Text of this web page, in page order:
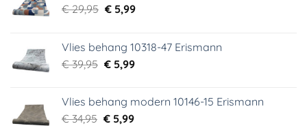
€29,95 Oorspronkelijke
€ 29,95.
€5,99Huidige
€ 5,99.
Vlies behang 10318-47 Erismann
€39,95 Oorspronkelijke
€ 39,95.
€5,99Huidige
€ 5,99.
Vlies behang modern 10146-15 Erismann
€34,95 Oorspronkelijke
€5,99Huidige